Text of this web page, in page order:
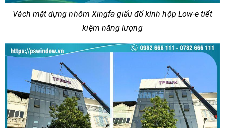
Vách mặt dựng nhôm Xingfa giấu đố kính hộp Low-e tiết
kiệm năng lượng